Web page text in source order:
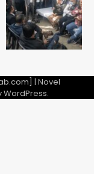
| Novel
WordPress.